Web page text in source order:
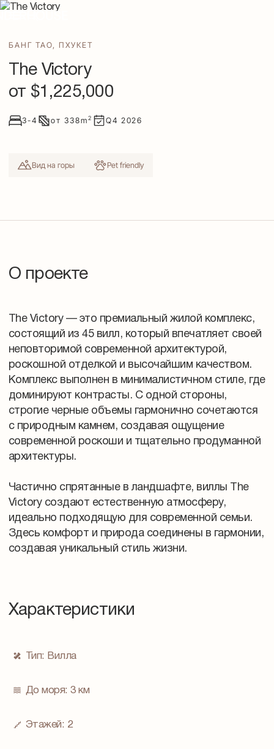
БАНГ ТАО, ПХУКЕТ
The Victory
от $1,225,000
3-4 от338m2 Q4 2026
Вид на горы Pet friendly
О проекте
The Victory — это премиальный жилой комплекс,
состоящий из 45 вилл, который впечатляет своей
неповторимой современной архитектурой,
роскошной отделкой и высочайшим качеством.
Комплекс выполнен в минималистичном стиле, где
доминируют контрасты. С одной стороны,
строгие черные объемы гармонично сочетаются
с природным камнем, создавая ощущение
современной роскоши и тщательно продуманной
архитектуры.
Частично спрятанные в ландшафте, виллы The
Victory создают естественную атмосферу,
идеально подходящую для современной семьи.
Здесь комфорт и природа соединены в гармонии,
создавая уникальный стиль жизни.
Характеристики
Тип: Вилла
До моря:3 км
Этажей: 2